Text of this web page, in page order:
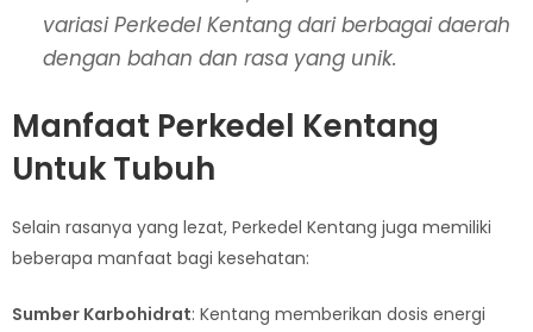
variasi Perkedel Kentang dari berbagai daerah
dengan bahan dan rasa yang unik.
Manfaat Perkedel Kentang
Untuk Tubuh
Selain rasanya yang lezat, Perkedel Kentang juga memiliki
beberapa manfaat bagi kesehatan:
Sumber Karbohidrat: Kentang memberikan dosis energi